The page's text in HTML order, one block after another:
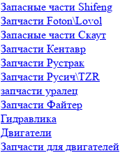
Запасные части Shifeng
Запчасти Foton\Lovol
Запасные части Скаут
Запчасти Кентавр
Запчасти Рустрак
Запчасти Русич\TZR
запчасти уралец
Запчасти Файтер
Гидравлика
Двигатели
Запчасти для двигателей